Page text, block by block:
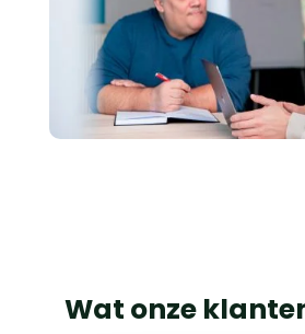
Wat onze